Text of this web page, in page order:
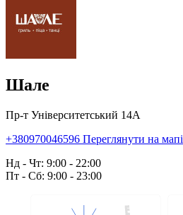
Шале
Пр-т Університетський 14А
+380970046596 Переглянути на мапі
Нд - Чт: 9:00 - 22:00
Пт - Сб: 9:00 - 23:00